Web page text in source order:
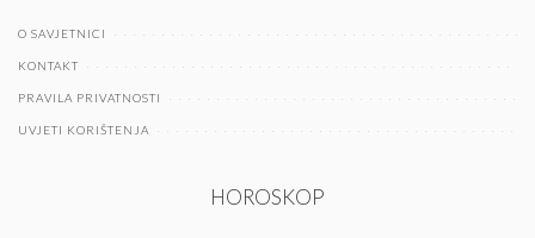
O SAVJETNICI
KONTAKT
PRAVILA PRIVATNOSTI
UVJETI KORIŠTENJA
HOROSKOP